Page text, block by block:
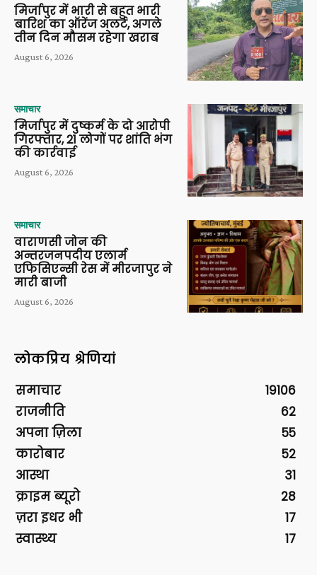
मिर्जापुर में भारी से बहुत भारी
बारिश का ऑरेंज अलर्ट, अगले
तीन दिन मौसम रहेगा खराब
August 6, 2026
समाचार
मिर्जापुर में दुष्कर्म के दो आरोपी
गिरफ्तार, 21 लोगों पर शांति भंग
की कार्रवाई
August 6, 2026
समाचार
वाराणसी जोन की
अन्तरजनपदीय एलार्म
एफिसिएन्सी रेस में मीरजापुर ने
मारी बाजी
August 6, 2026
लोकप्रिय श्रेणियां
समाचार
19106
राजनीति
62
अपना ज़िला
55
कारोबार
52
आस्था
31
क्राइम ब्यूरो
28
ज़रा इधर भी
17
स्वास्थ्य
17